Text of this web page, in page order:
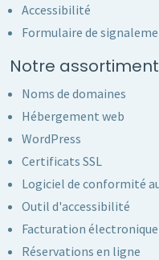
Accessibilité
Formulaire de
Notre
Noms de domaines
Hébergement web
WordPress
Certificats SSL
Logiciel de conformité
Outil d'accessibilité
Facturation électronique
Réservations en ligne